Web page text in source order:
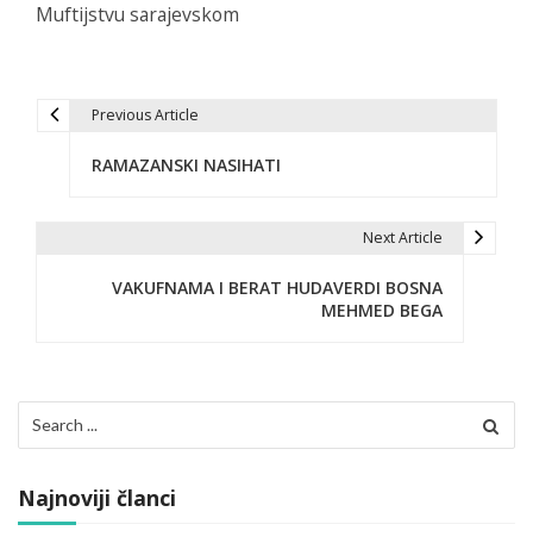
Muftijstvu sarajevskom
c
i
a
Previous Article
RAMAZANSKI NASIHATI
Next Article
VAKUFNAMA I BERAT HUDAVERDI BOSNA
MEHMED BEGA
for:
Najnoviji članci